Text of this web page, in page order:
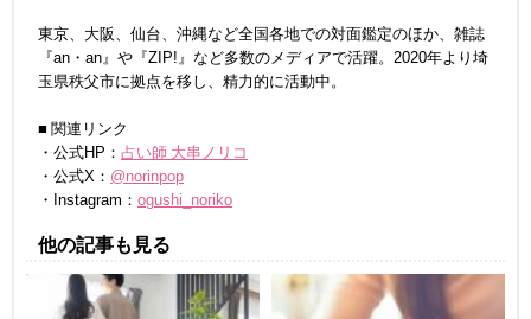
東京、大阪、仙台、沖縄など全国各地での対面鑑定のほか、雑誌
『an・an』や『ZIP!』など多数のメディアで活躍。2020年より埼
玉県秩父市に拠点を移し、精力的に活動中。
■ 関連リンク
・公式HP： 占い師 大串ノリコ
・公式X： @norinpop
・Instagram： ogushi_noriko
他の記事も見る